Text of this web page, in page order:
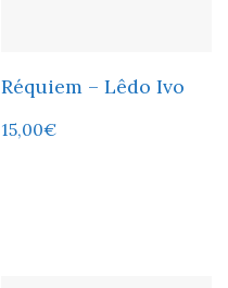
Réquiem – Lêdo Ivo
15,00€